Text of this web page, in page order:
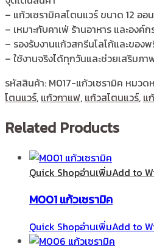
– แก้วเซรามิคสโตนแวร์ ขนาด 12 ออ
– เหมาะกับคาเฟ่ ร้านอาหาร และองค์ก
– รองรับงานแก้วสกรีนโลโก้และของ
– ใช้งานจริงได้ทุกวันและช่วยเสริม
รหัสสินค้า: M017-แก้วเซรามิค หมวด
โตนแวร์, แก้วกาแฟ, แก้วสโตนแวร์, แ
Related Products
Quick Shopอ่านเพิ่มAdd to
M001 แก้วเซรามิค
Quick Shopอ่านเพิ่มAdd to